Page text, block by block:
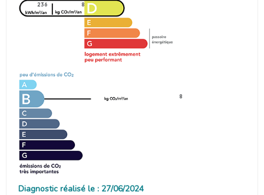
236 8
8
Diagnostic réalisé le : 27/06/2024